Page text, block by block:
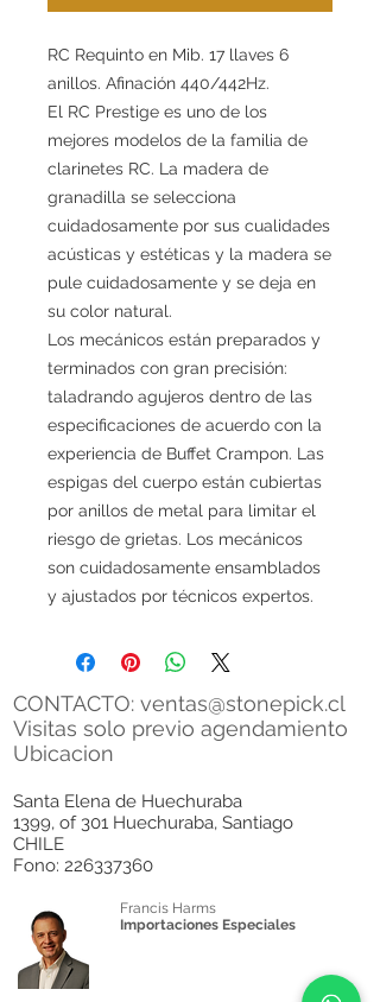
RC Requinto en Mib. 17 llaves 6
anillos. Afinación 440/442Hz.
El RC Prestige es uno de los
mejores modelos de la familia de
clarinetes RC. La madera de
granadilla se selecciona
cuidadosamente por sus cualidades
acústicas y estéticas y la madera se
pule cuidadosamente y se deja en
su color natural.
Los mecánicos están preparados y
terminados con gran precisión:
taladrando agujeros dentro de las
especificaciones de acuerdo con la
experiencia de Buffet Crampon. Las
espigas del cuerpo están cubiertas
por anillos de metal para limitar el
riesgo de grietas. Los mecánicos
son cuidadosamente ensamblados
y ajustados por técnicos expertos.
CONTACTO: ventas@stonepick.cl
Visitas solo previo agendamiento
Ubicacion
Santa Elena de Huechuraba
1399, of 301 Huechuraba, Santiago
CHILE
Fono: 226337360
Francis Harms
Importaciones Especiales